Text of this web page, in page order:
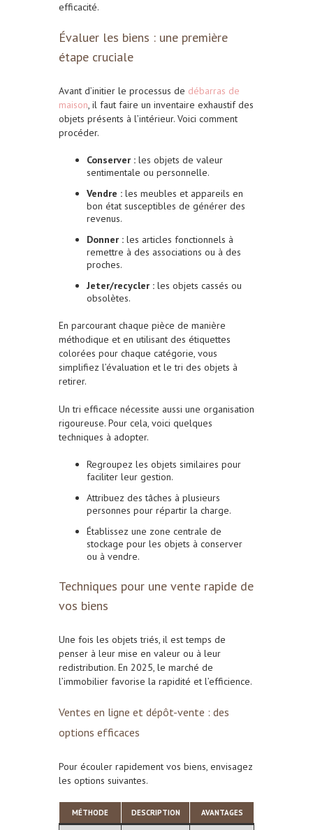
efficacité.
Évaluer les biens : une première
étape cruciale
Avant d’initier le processus de débarras de
maison, il faut faire un inventaire exhaustif des
objets présents à l’intérieur. Voici comment
procéder.
Conserver : les objets de valeur
sentimentale ou personnelle.
Vendre : les meubles et appareils en
bon état susceptibles de générer des
revenus.
Donner : les articles fonctionnels à
remettre à des associations ou à des
proches.
Jeter/recycler : les objets cassés ou
obsolètes.
En parcourant chaque pièce de manière
méthodique et en utilisant des étiquettes
colorées pour chaque catégorie, vous
simplifiez l’évaluation et le tri des objets à
retirer.
Un tri efficace nécessite aussi une organisation
rigoureuse. Pour cela, voici quelques
techniques à adopter.
Regroupez les objets similaires pour
faciliter leur gestion.
Attribuez des tâches à plusieurs
personnes pour répartir la charge.
Établissez une zone centrale de
stockage pour les objets à conserver
ou à vendre.
Techniques pour une vente rapide de
vos biens
Une fois les objets triés, il est temps de
penser à leur mise en valeur ou à leur
redistribution. En 2025, le marché de
l’immobilier favorise la rapidité et l’efficience.
Ventes en ligne et dépôt-vente : des
options efficaces
Pour écouler rapidement vos biens, envisagez
les options suivantes.
MÉTHODE DESCRIPTION AVANTAGES